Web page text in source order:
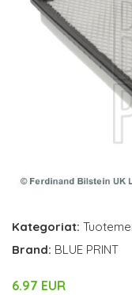
Kategoriat:
Brand: BLUE PRINT
6.97 EUR